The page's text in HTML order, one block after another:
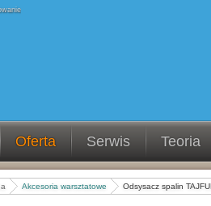
Oferta Serwis Teoria
Akcesoria warsztatowe Odsysacz spalin